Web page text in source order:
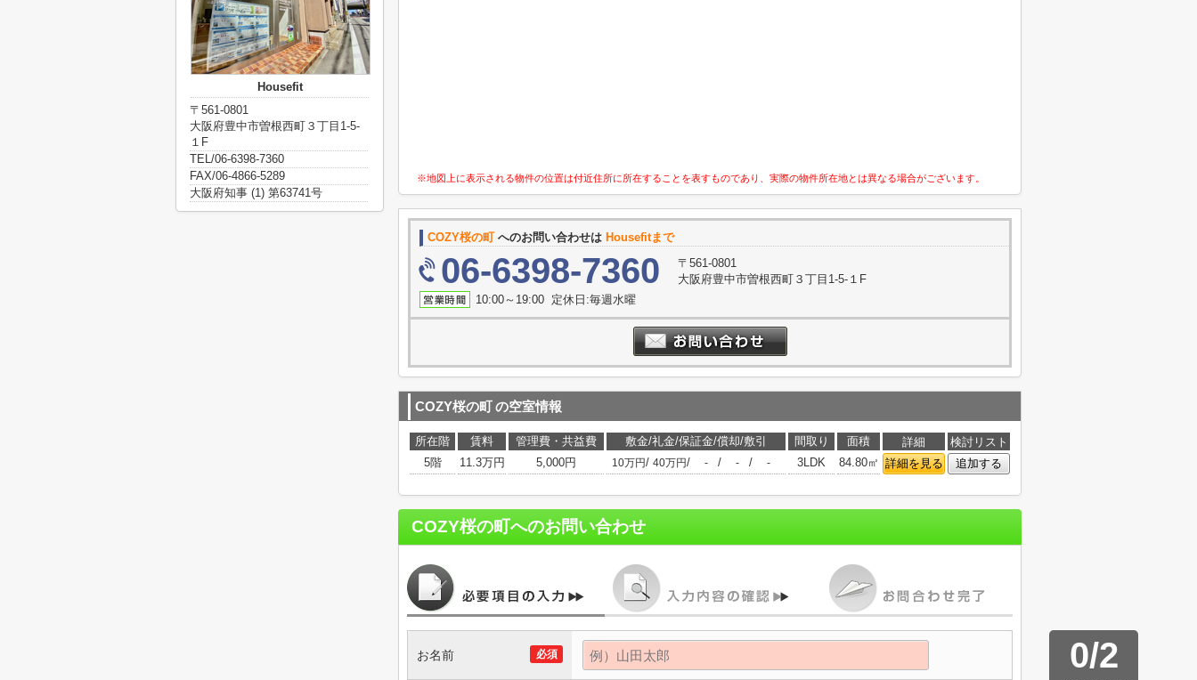
※地図上に表示される物件の位置は付近住所に所在することを表すものであり、実際の物件所在地とは異なる場合がございます。
COZY桜の町へのお問い合わせは Housefitまで
06-6398-7360
〒561-0801
大阪府豊中市曽根西町３丁目1-5-１F
10:00～19:00 定休日:毎週水曜
COZY桜の町の空室情報
所在階 賃料 管理費・共益費 敷金/礼金/保証金/償却/敷引 間取り 面積 詳細
検討リスト
5階
11.3万円 5,000円 10万円/ 40万円/ - / - / - 3LDK 84.80㎡ 詳細を見る 追加する
COZY桜の町へのお問い合わせ
0/2
必須
お名前
Housefit
〒561-0801
大阪府豊中市曽根西町３丁目1-5-
１F
TEL/06-6398-7360
FAX/06-4866-5289
大阪府知事 (1) 第63741号